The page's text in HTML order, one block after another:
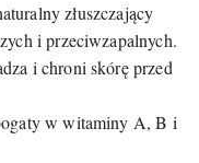
złuszczający
i przeciwzapalnych.
i chroni skórę przed
w witaminy A, B i